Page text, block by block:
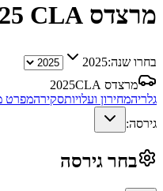
מרצדס CLA
בחרו שנה:2025
מרצדס CLA
2025
גלריהמחירון ועלויותסקירהמפרט
גירסה:
בחר גירסה